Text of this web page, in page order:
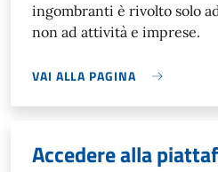
ingombranti è rivolto solo
non ad attività e imprese.
VAI ALLA PAGINA
Accedere alla